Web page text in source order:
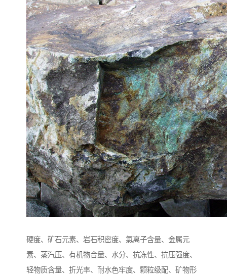
硬度、矿石元素、岩石积密度、氯离子含量、金属元
素、蒸汽压、有机物合量、水分、抗冻性、抗压强度、
轻物质含量、折光率、耐水色牢度、颗粒级配、矿物形